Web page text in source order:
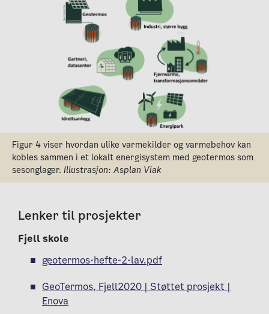
Figur 4 viser hvordan ulike varmekilder og varmebehov kan
kobles sammen i et lokalt energisystem med geotermos som
sesonglager. Illustrasjon: Asplan Viak
Lenker til prosjekter
Fjell skole
geotermos-hefte-2-lav.pdf
GeoTermos, Fjell2020 | Støttet prosjekt |
Enova